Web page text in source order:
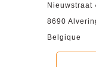
Nieuwstraat
8690
Belgique